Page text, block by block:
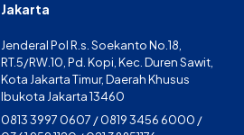
Jakarta
Jenderal Pol R.s. Soekanto No.18,
RT.5/RW.10, Pd. Kopi, Kec. Duren Sawit,
Kota Jakarta Timur, Daerah Khusus
Ibukota Jakarta 13460
0813 3997 0607 / 0819 3456 6000 /